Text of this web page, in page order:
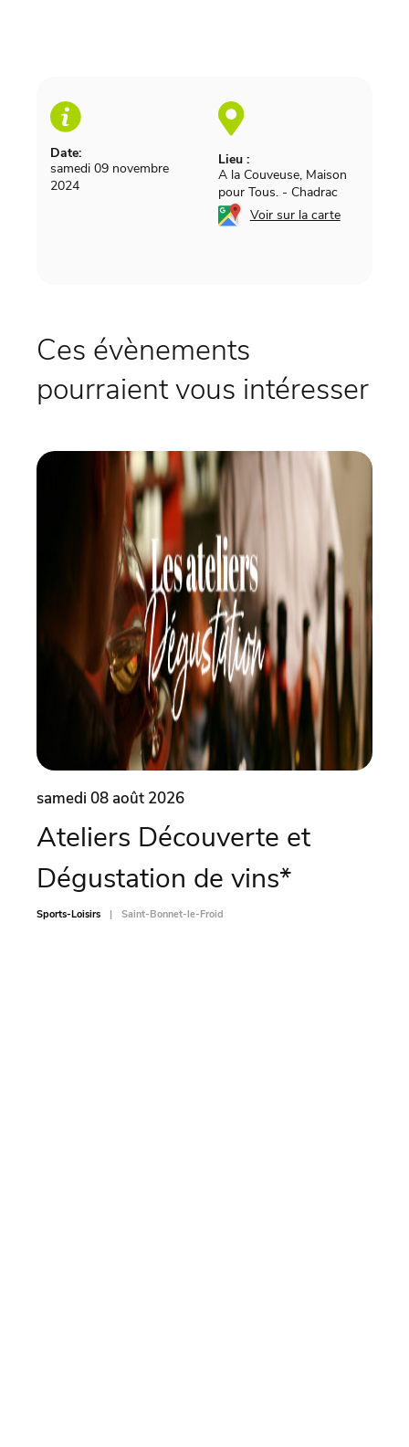
Date:
samedi 09 novembre
2024
Lieu :
A la Couveuse, Maison
pour Tous. - Chadrac
Voir sur la carte
Ces évènements
pourraient vous intéresser
samedi 08 août 2026
Ateliers Découverte et
Dégustation de vins*
Sports-Loisirs Saint-Bonnet-le-Froid